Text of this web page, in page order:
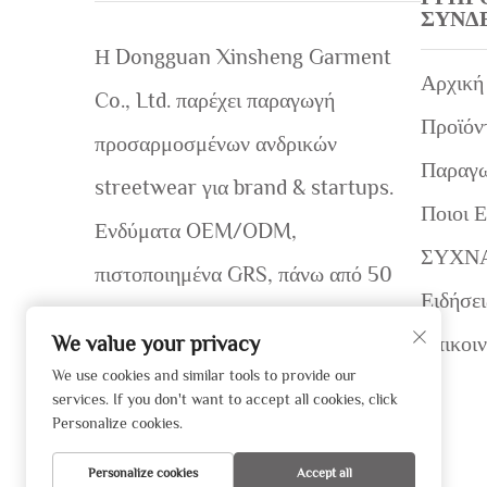
Η Dongguan Xinsheng Garment
Co., Ltd. παρέχει παραγωγή
προσαρμοσμένων ανδρικών
streetwear για brand & startups.
Ενδύματα OEM/ODM,
πιστοποιημένα GRS, πάνω από 50
12 ημέρες). Ζητήστε προσφορά
σήμερα!
Ποιοι
We value your privacy
We use cookies and similar tools to provide our
services. If you don't want to accept all cookies, click
Personalize cookies.
Personalize cookies Accept all